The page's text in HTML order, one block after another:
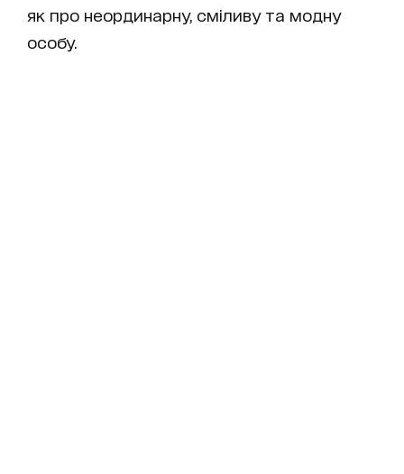
як про неординарну, сміливу та модну
особу.